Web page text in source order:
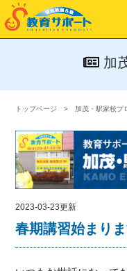
加
トップページ 加茂・駅家校ブ
2023-03-23更新
春期講習始まりま